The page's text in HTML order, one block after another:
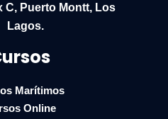
C, Puerto Montt, Los
Lagos.
Marítimos
Online